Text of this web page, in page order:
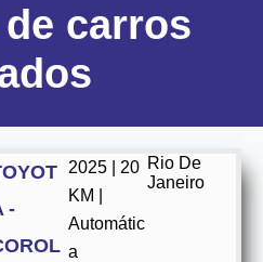
de carros
-
2025 | 20
KM |
Automátic
a
Rio De
Janeiro